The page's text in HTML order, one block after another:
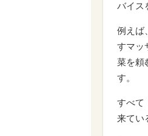
バイス
例えば
すマッ
菜を頼
す。
すべて
来てい